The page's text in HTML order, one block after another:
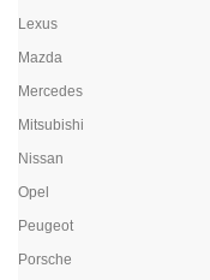
Lexus
Mazda
Mercedes
Mitsubishi
Nissan
Opel
Peugeot
Porsche